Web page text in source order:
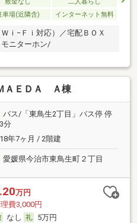
車場(近隣含) インターネット無料
ｉ−Ｆｉ対応）／宅配ＢＯＸ
ニターホン/
ＡＥＤＡ Ａ棟
バス/「東鳥生2丁目」バス停 停
分
年7ヶ月 / 2階建
愛媛県今治市東鳥生町２丁目
万円
費3,000円
なし
5万円